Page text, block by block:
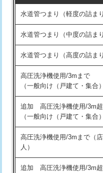
洗面台設置
化粧台設置
追加人工
廃棄・処分
※給水管工事は20mmまで
交換・取付(排水栓・排水ト
持込商品取付（混合水栓）
持込商品取付（浄水器・分
業）
水道管つまり（軽度の詰まり
水道管つまり（中度の詰まり
水道管つまり（高度の詰まり
高圧洗浄機使用/3mまで
（一般向け（戸建て・集合
追加 高圧洗浄機使用/3m超
（一般向け（戸建て・集合
高圧洗浄機使用/3mまで（
人）
追加 高圧洗浄機使用/3m